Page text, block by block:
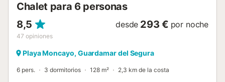
Chalet para 6 personas
8,5
47 opiniones
desde 293 € por noche
Playa Moncayo, Guardamar del Segura
6 pers. 3 dormitorios 128 m² 2,3 km de la costa